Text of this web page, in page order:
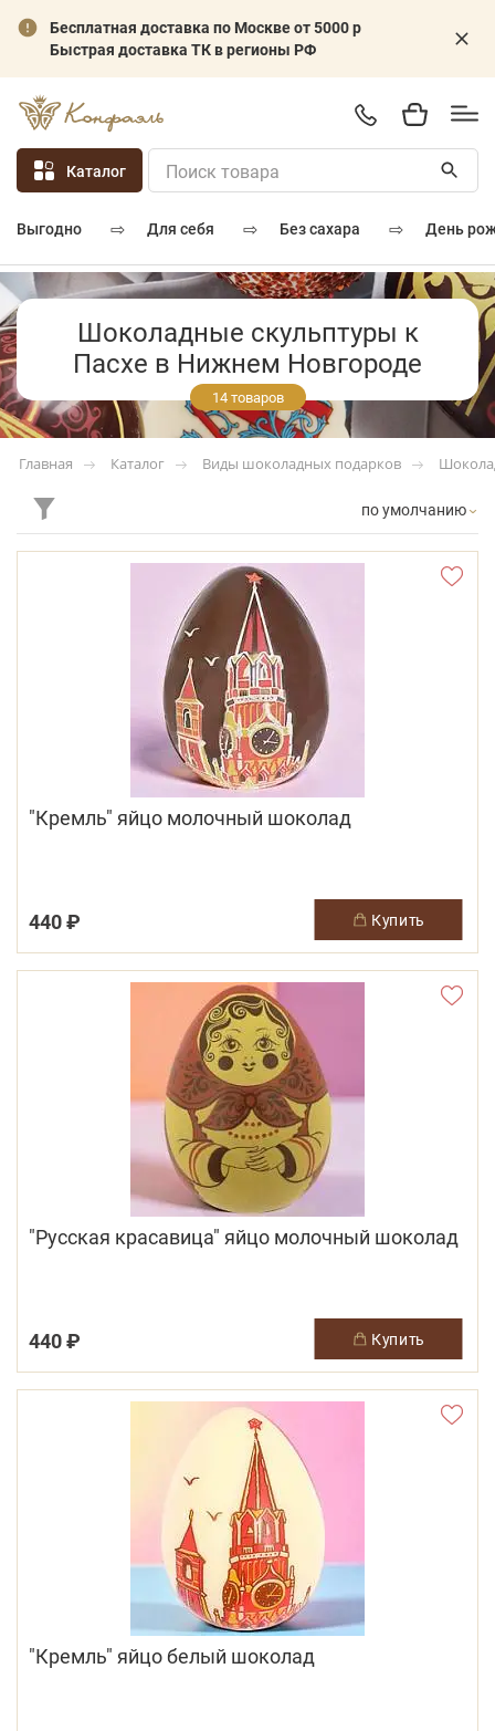
Бесплатная доставка по Москве от 5000 р
Быстрая доставка ТК в регионы РФ
Каталог
выгодно ⇨ для себя ⇨ без сахара ⇨ день
Шоколадные скульптуры к
Пасхе в Нижнем Новгороде
14 товаров
Главная Каталог Виды шоколадных подарков
по умолчанию
"Кремль" яйцо молочный шоколад
440 ₽ купить
"Русская красавица" яйцо молочный шоколад
440 ₽ купить
"Кремль" яйцо белый шоколад